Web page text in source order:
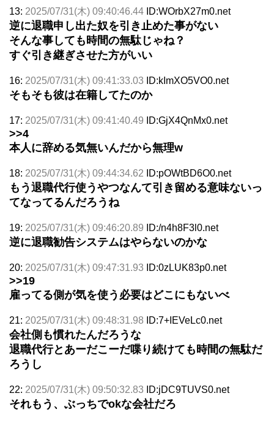
13: 2025/07/31(木) 09:40:46.44 ID:WOrbX27m0.net
逆に退職申し出た奴を引き止めた事がない
そんな事しても時間の無駄じゃね？
すぐ引き継ぎさせた方がいい
16: 2025/07/31(木) 09:41:33.03 ID:kImXO5VO0.net
そもそも彼は在籍してたのか
17: 2025/07/31(木) 09:41:40.49 ID:GjX4QnMx0.net
>>4
本人に辞める気無いんだから無理w
18: 2025/07/31(木) 09:44:34.62 ID:pOWtBD6O0.net
もう退職代行使うやつなんて引き留める意味ないっ
てなってるんだろうね
19: 2025/07/31(木) 09:46:20.89 ID:/n4h8F3l0.net
逆に退職勧告システムはやらないのかな
20: 2025/07/31(木) 09:47:31.93 ID:0zLUK83p0.net
>>19
雇ってる側が気を使う必要はどこにもないべ
21: 2025/07/31(木) 09:48:31.98 ID:7+IEVeLc0.net
会社側も慣れたんだろうな
退職代行とあーだこーだ喋り続けても時間の無駄だ
ろうし
22: 2025/07/31(木) 09:50:32.83 ID:jDC9TUVS0.net
それもう、ぶっちでokな会社だろ